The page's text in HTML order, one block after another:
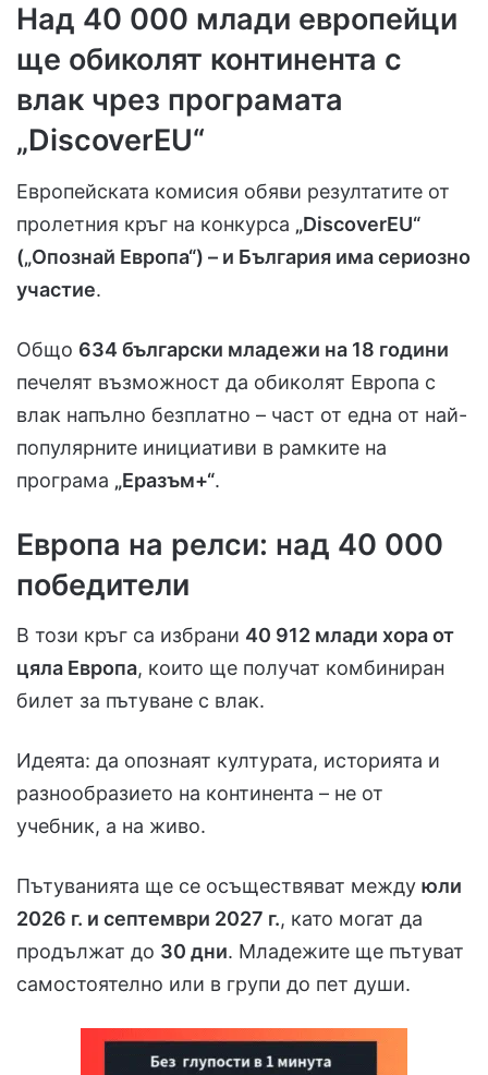
Над 40 000 млади европейци
ще обиколят континента с
влак чрез програмата
„DiscoverEU“
Европейската комисия обяви резултатите от
пролетния кръг на конкурса „DiscoverEU“
(„Опознай Европа“) – и България има сериозно
участие.
Общо 634 български младежи на 18 години
печелят възможност да обиколят Европа с
влак напълно безплатно – част от една от най-
популярните инициативи в рамките на
програма „Еразъм+“.
Европа на релси: над 40 000
победители
В този кръг са избрани 40 912 млади хора от
цяла Европа, които ще получат комбиниран
билет за пътуване с влак.
Идеята: да опознаят културата, историята и
разнообразието на континента – не от
учебник, а на живо.
Пътуванията ще се осъществяват между юли
2026 г. и септември 2027 г., като могат да
продължат до 30 дни. Младежите ще пътуват
самостоятелно или в групи до пет души.